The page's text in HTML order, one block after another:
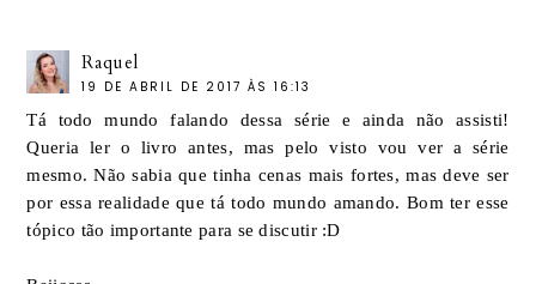
Raquel
19 DE ABRIL DE 2017 ÀS 16:13
Tá todo mundo falando dessa série e ainda não assisti!
Queria ler o livro antes, mas pelo visto vou ver a série
mesmo. Não sabia que tinha cenas mais fortes, mas deve ser
por essa realidade que tá todo mundo amando. Bom ter esse
tópico tão importante para se discutir :D